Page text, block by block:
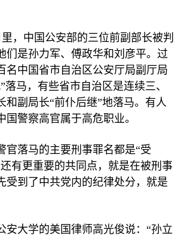
里，中国公安部的三位前副部长被判
们是孙力军、傅政华和刘彦平。过
名中国省市自治区公安厅局副厅局
落马，有些省市自治区是连续三、
和副局长“前仆后继”地落马。有人
国警察高官属于高危职业。
官落马的主要刑事罪名都是“受
有更重要的共同点，就是在被刑事
受到了中共党内的纪律处分，就是
安大学的美国律师高光俊说：“孙立